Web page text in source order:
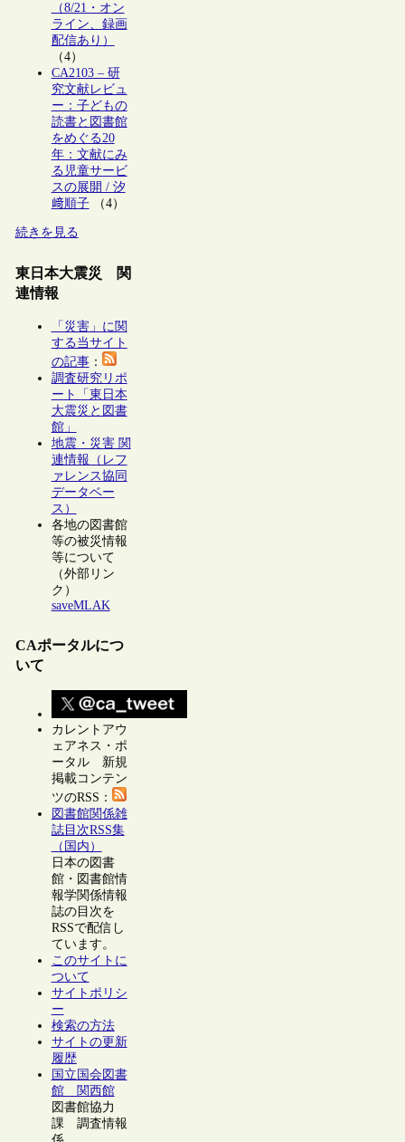
（8/21・オン
ライン、録画
配信あり）
（4）
CA2103 – 研
究文献レビュ
ー：子どもの
読書と図書館
をめぐる20
年：文献にみ
る児童サービ
スの展開 / 汐
﨑順子（4）
続きを見る
東日本大震災 関
連情報
「災害」に関
する当サイト
の記事：
調査研究リポ
ート「東日本
大震災と図書
館」
地震・災害 関
連情報（レフ
ァレンス協同
データベー
ス）
各地の図書館
等の被災情報
等について
（外部リン
ク）
saveMLAK
CAポータルにつ
いて
カレントアウ
ェアネス・ポ
ータル 新規
掲載コンテン
ツのRSS：
図書館関係雑
誌目次RSS集
（国内）
日本の図書
館・図書館情
報学関係情報
誌の目次を
RSSで配信し
ています。
このサイトに
ついて
サイトポリシ
ー
検索の方法
サイトの更新
履歴
国立国会図書
館 関西館
図書館協力
課 調査情報